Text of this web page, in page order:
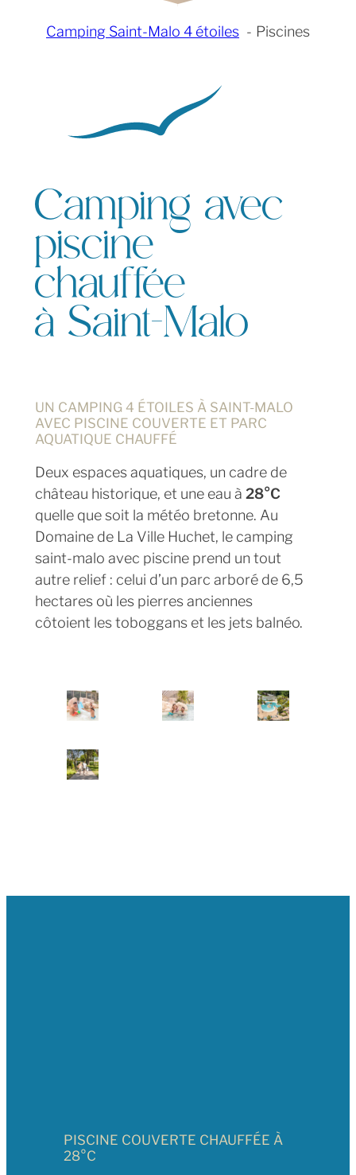
Camping Saint-Malo 4 étoiles Piscines
Camping avec
piscine
chauffée
à Saint-Malo
UN CAMPING 4 ÉTOILES À SAINT-MALO
AVEC PISCINE COUVERTE ET PARC
AQUATIQUE CHAUFFÉ
Deux espaces aquatiques, un cadre de
château historique, et une eau à 28°C
quelle que soit la météo bretonne. Au
Domaine de La Ville Huchet, le camping
saint-malo avec piscine prend un tout
autre relief : celui d’un parc arboré de 6,5
hectares où les pierres anciennes
côtoient les toboggans et les jets balnéo.
PISCINE COUVERTE CHAUFFÉE À
28°C